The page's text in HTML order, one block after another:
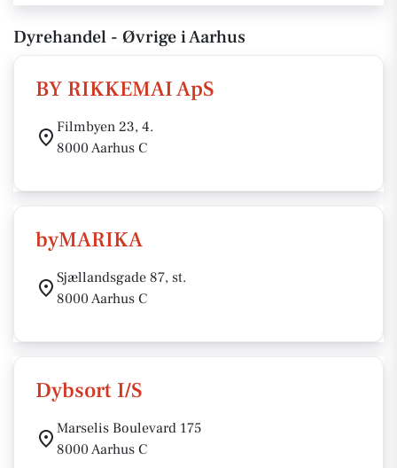
Dyrehandel - Øvrige i Aarhus
BY RIKKEMAI ApS
Filmbyen 23, 4.
8000 Aarhus C
byMARIKA
Sjællandsgade 87, st.
8000 Aarhus C
Dybsort I/S
Marselis Boulevard 175
8000 Aarhus C